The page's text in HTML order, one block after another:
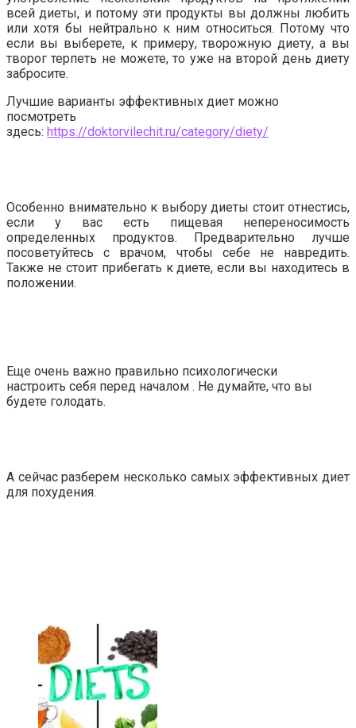
всей диеты, и потому эти продукты вы должны любить
или хотя бы нейтрально к ним относиться. Потому что
если вы выберете, к примеру, творожную диету, а вы
творог терпеть не можете, то уже на второй день диету
забросите.
Лучшие варианты эффективных диет можно
посмотреть
здесь: https://doktorvilechit.ru/category/diety/
Особенно внимательно к выбору диеты стоит отнестись,
если у вас есть пищевая непереносимость
определенных продуктов. Предварительно лучше
посоветуйтесь с врачом, чтобы себе не навредить.
Также не стоит прибегать к диете, если вы находитесь в
положении.
Еще очень важно правильно психологически
настроить себя перед началом . Не думайте, что вы
будете голодать.
А сейчас разберем несколько самых эффективных диет
для похудения.